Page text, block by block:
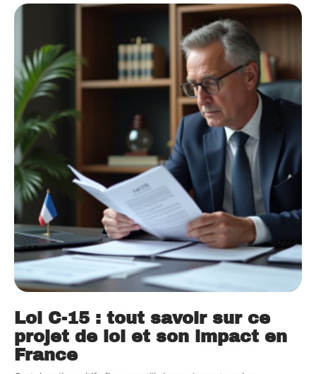
Loi C-15 : tout savoir sur ce
projet de loi et son impact en
France